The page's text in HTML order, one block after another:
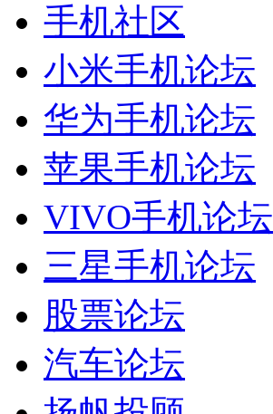
手机社区
小米手机论坛
华为手机论坛
苹果手机论坛
VIVO手机论坛
三星手机论坛
股票论坛
汽车论坛